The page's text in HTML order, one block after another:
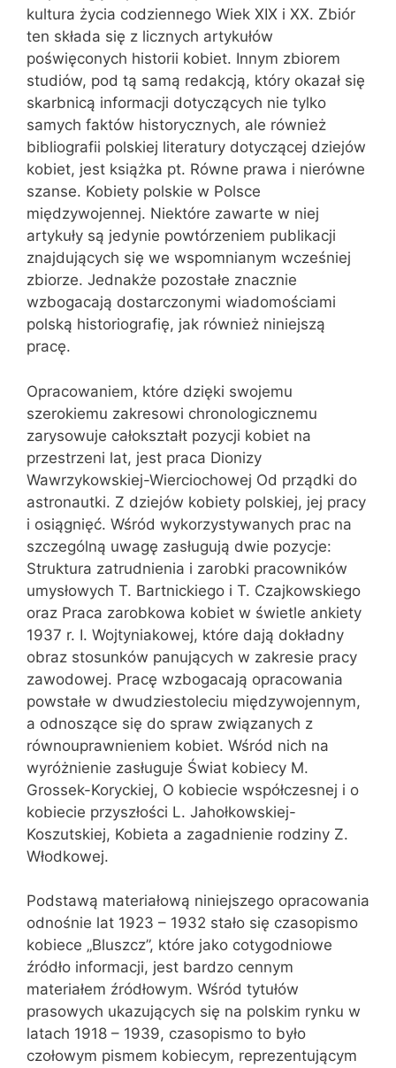
kultura życia codziennego Wiek XIX i XX. Zbiór
ten składa się z licznych artykułów
poświęconych historii kobiet. Innym zbiorem
studiów, pod tą samą redakcją, który okazał się
skarbnicą informacji dotyczących nie tylko
samych faktów historycznych, ale również
bibliografii polskiej literatury dotyczącej dziejów
kobiet, jest książka pt. Równe prawa i nierówne
szanse. Kobiety polskie w Polsce
międzywojennej. Niektóre zawarte w niej
artykuły są jedynie powtórzeniem publikacji
znajdujących się we wspomnianym wcześniej
zbiorze. Jednakże pozostałe znacznie
wzbogacają dostarczonymi wiadomościami
polską historiografię, jak również niniejszą
pracę.
Opracowaniem, które dzięki swojemu
szerokiemu zakresowi chronologicznemu
zarysowuje całokształt pozycji kobiet na
przestrzeni lat, jest praca Dionizy
Wawrzykowskiej-Wierciochowej Od prządki do
astronautki. Z dziejów kobiety polskiej, jej pracy
i osiągnięć. Wśród wykorzystywanych prac na
szczególną uwagę zasługują dwie pozycje:
Struktura zatrudnienia i zarobki pracowników
umysłowych T. Bartnickiego i T. Czajkowskiego
oraz Praca zarobkowa kobiet w świetle ankiety
1937 r. I. Wojtyniakowej, które dają dokładny
obraz stosunków panujących w zakresie pracy
zawodowej. Pracę wzbogacają opracowania
powstałe w dwudziestoleciu międzywojennym,
a odnoszące się do spraw związanych z
równouprawnieniem kobiet. Wśród nich na
wyróżnienie zasługuje Świat kobiecy M.
Grossek-Koryckiej, O kobiecie współczesnej i o
kobiecie przyszłości L. Jahołkowskiej-
Koszutskiej, Kobieta a zagadnienie rodziny Z.
Włodkowej.
Podstawą materiałową niniejszego opracowania
odnośnie lat 1923 – 1932 stało się czasopismo
kobiece „Bluszcz”, które jako cotygodniowe
źródło informacji, jest bardzo cennym
materiałem źródłowym. Wśród tytułów
prasowych ukazujących się na polskim rynku w
latach 1918 – 1939, czasopismo to było
czołowym pismem kobiecym, reprezentującym